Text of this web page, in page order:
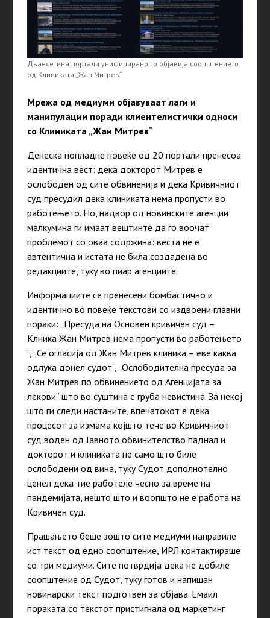
Дваесетина портали унифицирано го објавија соопштението
од Клиниката „Жан Митрев“
Мрежа од медиуми објавуваат лаги и
манипулации поради клиентелистички односи
со Клиниката „Жан Митрев“
Денеска попладне повеќе од 20 портали пренесоа
идентична вест: дека докторот Митрев е
ослободен од сите обвиненија и дека Кривичниот
суд пресудил дека клиниката нема пропусти во
работењето. Но, надвор од новинските агенции
малкумина ги имаат вештинте да го воочат
проблемот со оваа содржина: вестa не е
автентична и истата не била создадена во
редакциите, туку во пиар агенциите.
Информациите се пренесени бомбастично и
идентично во повеќе текстови со издвоени главни
пораки: „Пресуда на Основен кривичен суд –
Клника Жан Митрев нема пропусти во работењето
“, „Се огласија од Жан Митpев клиника – еве каква
одлука донел cудот“, „Ослободителна пресуда за
Жан Митрев по обвинението од Агенцијата за
лекови“ што во суштина е груба невистина. За некој
што ги следи настаните, впечатокот е дека
процесот за измама којшто тече во Кривичниот
суд воден од Јавното обвинителство паднал и
докторот и клиниката не само што биле
ослободени од вина, туку Судот дополнотелно
ценел дека тие работеле чесно за време на
пандемијата, нешто што и воопшто не е работа на
Кривичен суд.
Прашањето беше зошто сите медиуми направиле
ист текст од едно соопштение, ИРЛ контактираше
со три медиуми. Сите потврдија дека не добиле
соопштение од Судот, туку готов и напишан
новинарски текст подготвен за објава. Емаил
пораката со текстот пристигнала од маркетинг